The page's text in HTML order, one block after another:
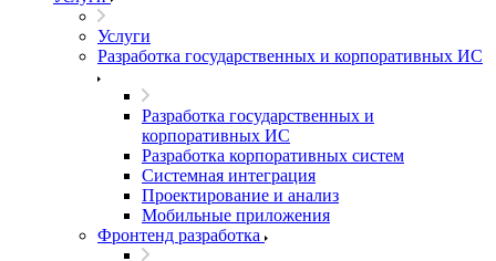
Услуги
Разработка государственных и корпоративных ИС
Разработка государственных и
корпоративных ИС
Разработка корпоративных систем
Системная интеграция
Проектирование и анализ
Мобильные приложения
Фронтенд разработка